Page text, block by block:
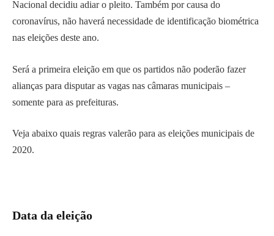
Nacional decidiu adiar o pleito. Também por causa do
coronavírus, não haverá necessidade de identificação biométrica
nas eleições deste ano.
Será a primeira eleição em que os partidos não poderão fazer
alianças para disputar as vagas nas câmaras municipais –
somente para as prefeituras.
Veja abaixo quais regras valerão para as eleições municipais de
2020.
Data da eleição